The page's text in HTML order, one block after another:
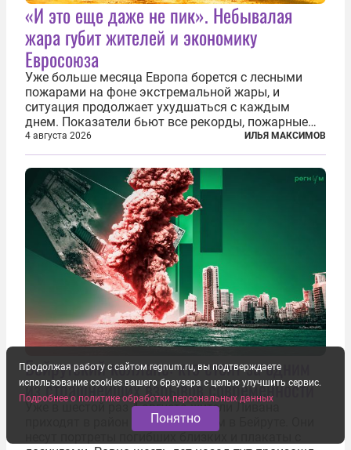
«И это еще даже не пик». Небывалая
жара губит жителей и экономику
Евросоюза
Уже больше месяца Европа борется с лесными
пожарами на фоне экстремальной жары, и
ситуация продолжает ухудшаться с каждым
днем. Показатели бьют все рекорды, пожарные
гибнут, масштабы эвакуации растут, а засуха тем
временем добивает реки, энергетику и сельское
хозяйство. По данным Европейской...
4 августа 2026 ИЛЬЯ МАКСИМОВ
Бейрутский коллапс: кто стоит за одним
из страшнейших взрывов современности
Уже в шестой раз 4 августа жители Ливана
приходят в район рядом с портом в Бейруте. Они
Продолжая работу с сайтом regnum.ru, вы подтверждаете
использование cookies вашего браузера с целью улучшить сервис.
Подробнее о политике обработки персональных данных
Понятно